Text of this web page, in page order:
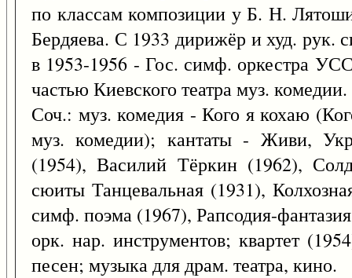
по классам композиции у Б. Н.
Бердяева. С 1933 дирижёр и худ. рук.
в 1953-1956 - Гос. симф. оркестра
частью Киевского театра муз. комедии.
Соч.: муз. комедия - Кого я кохаю
муз. комедии); кантаты - Живи,
(1954), Василий Тёркин (1962),
сюиты Танцевальная (1931),
симф. поэма (1967), Рапсодия-
орк. нар. инструментов; квартет
песен; музыка для драм. театра, кино.